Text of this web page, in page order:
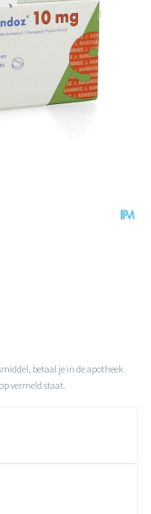
betaal je in de apotheek
vermeld staat.